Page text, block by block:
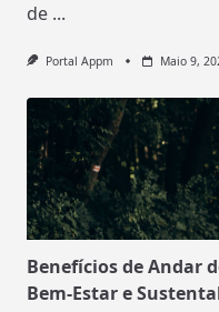
de ...
Portal Appm Maio 9,
Benefícios de Andar
Bem-Estar e